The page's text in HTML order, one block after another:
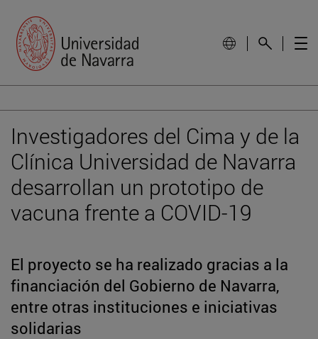
Investigadores del Cima y de la
Clínica Universidad de Navarra
desarrollan un prototipo de
vacuna frente a COVID-19
El proyecto se ha realizado gracias a la
financiación del Gobierno de Navarra,
entre otras instituciones e iniciativas
solidarias